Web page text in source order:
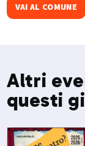
VAI AL COMUNE
Altri
questi